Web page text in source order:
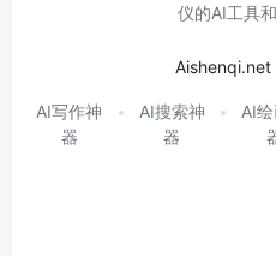
仪的AI工具
AI写作神
器
AI搜索神
器
AI